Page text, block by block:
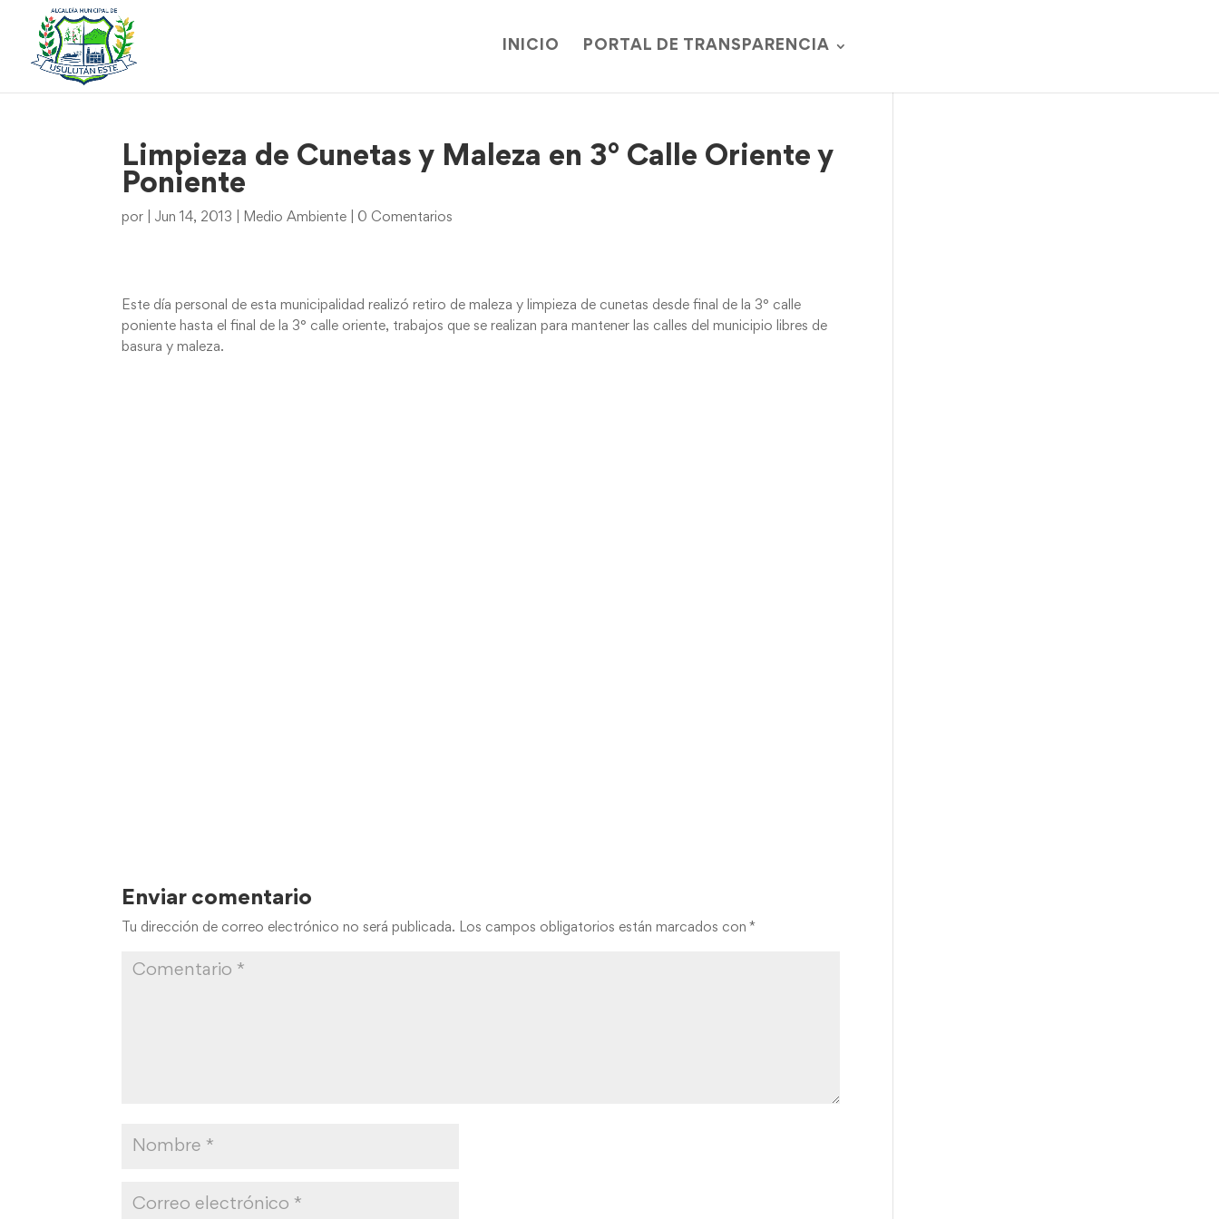
INICIO PORTAL DE TRANSPARENCIA
Limpieza de Cunetas y Maleza en 3° Calle Oriente y
Poniente
por Jun 14, 2013 Medio Ambiente 0 Comentarios
Este día personal de esta municipalidad realizó retiro de maleza y limpieza de cunetas desde final de la 3° calle
poniente hasta el final de la 3° calle oriente, trabajos que se realizan para mantener las calles del municipio libres de
basura y maleza.
Enviar comentario
Tu dirección de correo electrónico no será publicada. Los campos obligatorios están marcados con*